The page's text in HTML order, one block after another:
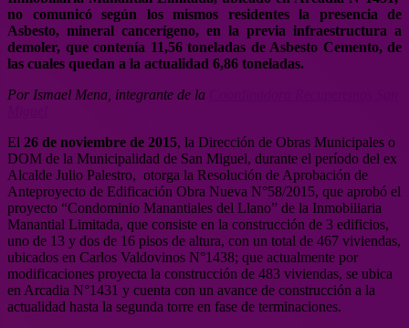
no comunicó según los mismos residentes la presencia de
Asbesto, mineral cancerígeno, en la previa infraestructura a
demoler, que contenía 11,56 toneladas de Asbesto Cemento, de
las cuales quedan a la actualidad 6,86 toneladas.
Por Ismael Mena, integrante de la
El 26 de noviembre de 2015, la Dirección de Obras Municipales o
DOM de la Municipalidad de San Miguel, durante el período del ex
Alcalde Julio Palestro, otorga la Resolución de Aprobación de
Anteproyecto de Edificación Obra Nueva N°58/2015, que aprobó el
proyecto “Condominio Manantiales del Llano” de la Inmobiliaria
Manantial Limitada, que consiste en la construcción de 3 edificios,
uno de 13 y dos de 16 pisos de altura, con un total de 467 viviendas,
ubicados en Carlos Valdovinos N°1438; que actualmente por
modificaciones proyecta la construcción de 483 viviendas, se ubica
en Arcadia N°1431 y cuenta con un avance de construcción a la
actualidad hasta la segunda torre en fase de terminaciones.